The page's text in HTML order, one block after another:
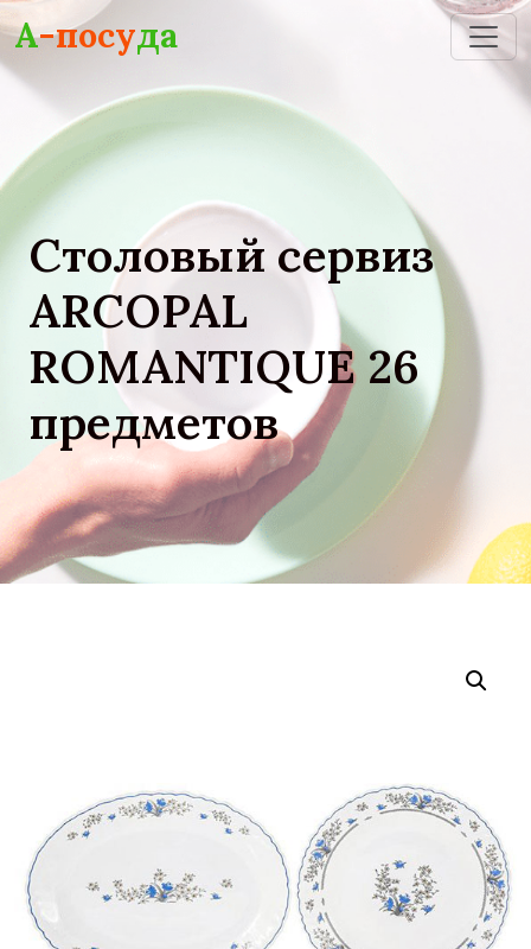
Skip to main content
А-посуда
Столовый сервиз
ARCOPAL
ROMANTIQUE 26
предметов